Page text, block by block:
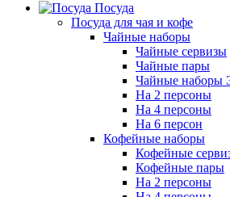
Посуда
Посуда для чая и кофе
Чайные наборы
Чайные сервизы
Чайные пары
Чайные наборы
На 2 персоны
На 4 персоны
На 6 персон
Кофейные наборы
Кофейные
Кофейные пары
На 2 персоны